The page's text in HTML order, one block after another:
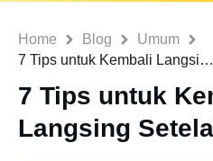
Home Blog
Umum
7 Tips untuk Kembali Langsing Setelah Melahirkan
7 Tips untuk
Langsing